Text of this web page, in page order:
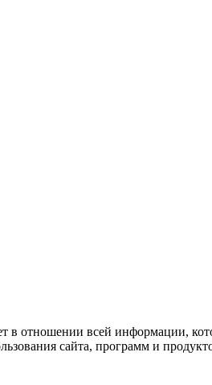
в отношении всей информации,
сайта, программ и